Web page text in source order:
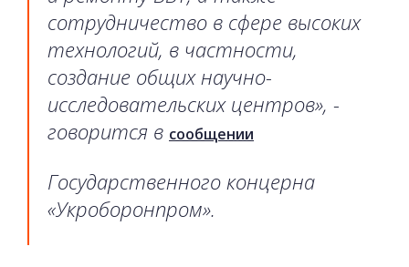
сотрудничество в сфере высоких
технологий, в частности,
создание общих научно-
исследовательских центров», -
говорится в сообщении
Государственного концерна
«Укроборонпром».